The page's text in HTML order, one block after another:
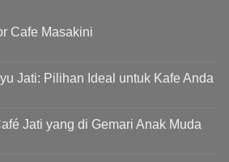
Cafe Masakini
Jati: Pilihan Ideal untuk Kafe Anda
Jati yang di Gemari Anak Muda